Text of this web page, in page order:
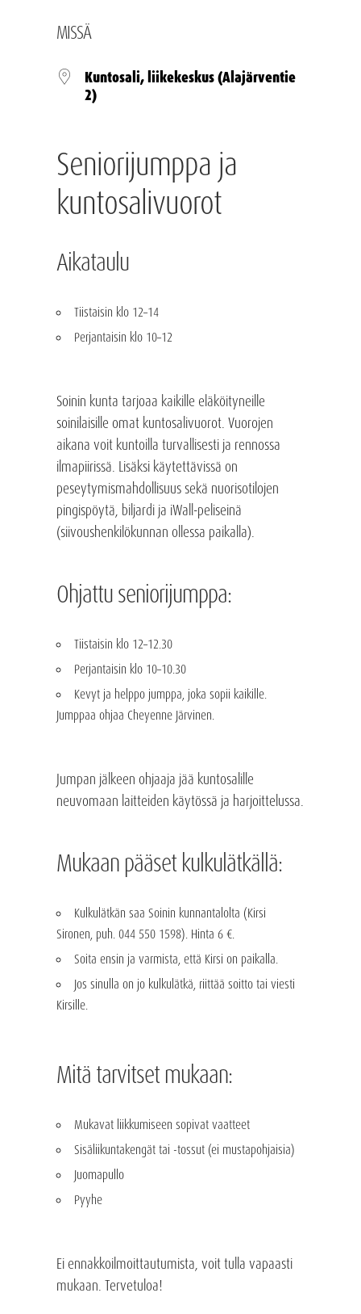
MISSÄ
Kuntosali, liikekeskus (Alajärventie
2)
Seniorijumppa ja
kuntosalivuorot
Aikataulu
Tiistaisin klo 12–14
Perjantaisin klo 10–12
Soinin kunta tarjoaa kaikille eläköityneille
soinilaisille omat kuntosalivuorot. Vuorojen
aikana voit kuntoilla turvallisesti ja rennossa
ilmapiirissä. Lisäksi käytettävissä on
peseytymismahdollisuus sekä nuorisotilojen
pingispöytä, biljardi ja iWall-peliseinä
(siivoushenkilökunnan ollessa paikalla).
Ohjattu seniorijumppa:
Tiistaisin klo 12–12.30
Perjantaisin klo 10–10.30
Kevyt ja helppo jumppa, joka sopii kaikille.
Jumppaa ohjaa Cheyenne Järvinen.
Jumpan jälkeen ohjaaja jää kuntosalille
neuvomaan laitteiden käytössä ja harjoittelussa.
Mukaan pääset kulkulätkällä:
Kulkulätkän saa Soinin kunnantalolta (Kirsi
Sironen, puh. 044 550 1598). Hinta 6 €.
Soita ensin ja varmista, että Kirsi on paikalla.
Jos sinulla on jo kulkulätkä, riittää soitto tai viesti
Kirsille.
Mitä tarvitset mukaan:
Mukavat liikkumiseen sopivat vaatteet
Sisäliikuntakengät tai -tossut (ei mustapohjaisia)
Juomapullo
Pyyhe
Ei ennakkoilmoittautumista, voit tulla vapaasti
mukaan. Tervetuloa!